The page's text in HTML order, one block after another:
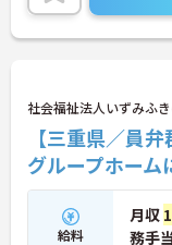
社会福祉法人いずみふ
【三重県／員
グループホーム
給料
月収
務手